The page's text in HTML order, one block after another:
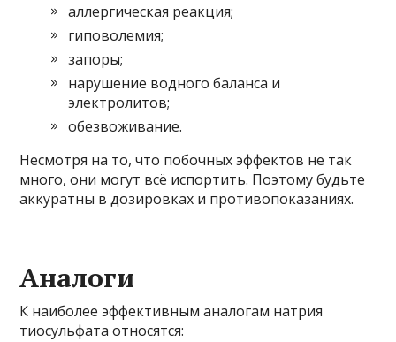
аллергическая реакция;
гиповолемия;
запоры;
нарушение водного баланса и
электролитов;
обезвоживание.
Несмотря на то, что побочных эффектов не так
много, они могут всё испортить. Поэтому будьте
аккуратны в дозировках и противопоказаниях.
Аналоги
К наиболее эффективным аналогам натрия
тиосульфата относятся: